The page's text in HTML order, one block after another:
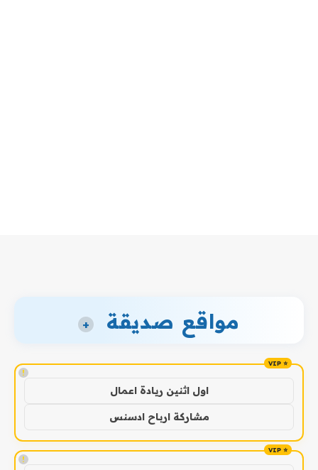
مواقع صديقة +
!
اول اثنين ريادة اعمال
مشاركة ارباح ادسنس
!